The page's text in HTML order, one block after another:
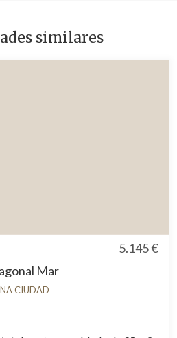
similares
5.145 €
Mar
CIUDAD